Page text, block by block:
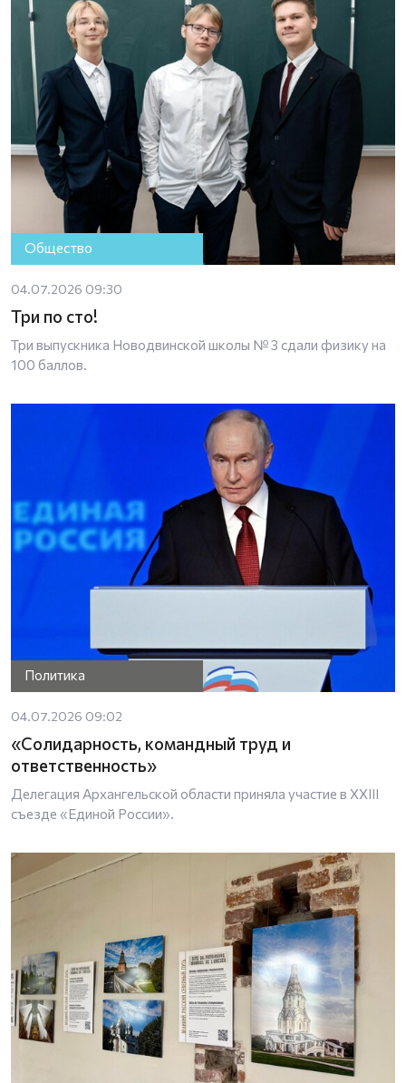
Общество
04.07.2026 09:30
Три по сто!
Три выпускника Новодвинской школы № 3 сдали физику на
100 баллов.
Политика
04.07.2026 09:02
«Солидарность, командный труд и
ответственность»
Делегация Архангельской области приняла участие в XXIII
съезде «Единой России».